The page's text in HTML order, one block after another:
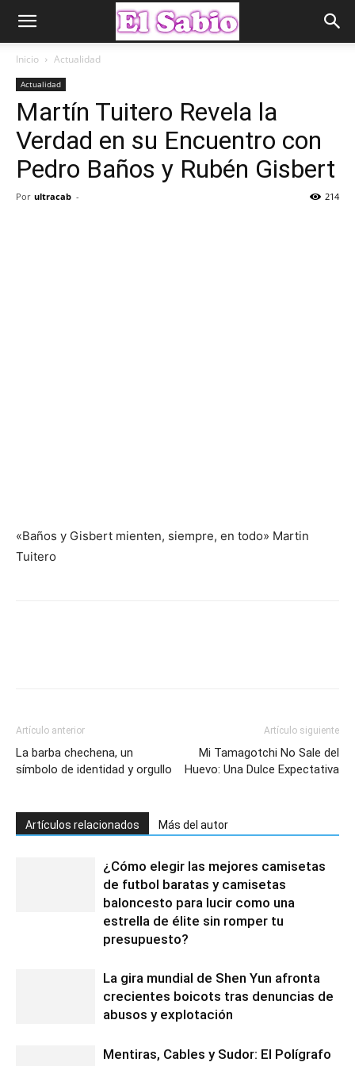
Inicio Actualidad
Actualidad
Martín Tuitero Revela la
Verdad en su Encuentro con
Pedro Baños y Rubén Gisbert
Por ultracab - 214
«Baños y Gisbert mienten, siempre, en todo» Martin
Tuitero
Artículo anterior
La barba chechena, un
símbolo de identidad y orgullo
Artículo siguiente
Mi Tamagotchi No Sale del
Huevo: Una Dulce Expectativa
Artículos relacionados Más del autor
¿Cómo elegir las mejores camisetas
de futbol baratas y camisetas
baloncesto para lucir como una
estrella de élite sin romper tu
presupuesto?
La gira mundial de Shen Yun afronta
crecientes boicots tras denuncias de
abusos y explotación
Mentiras, Cables y Sudor: El Polígrafo